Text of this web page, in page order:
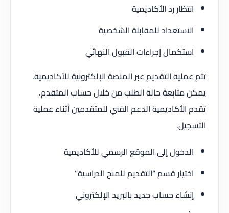
انتظار رد الأكاديمية
الاستعداد للمقابلة الشخصية
استكمال إجراءات القبول النهائي
تتم عملية التقديم عبر المنصة الإلكترونية للأكاديمية.
يمكن متابعة حالة الطلب من خلال حساب المتقدم.
تقدم الأكاديمية الدعم الفني للمتقدمين أثناء عملية
التسجيل.
الدخول إلى الموقع الرسمي للأكاديمية
اختيار قسم “التقديم للمنح الدراسية”
إنشاء حساب جديد بالبريد الإلكتروني